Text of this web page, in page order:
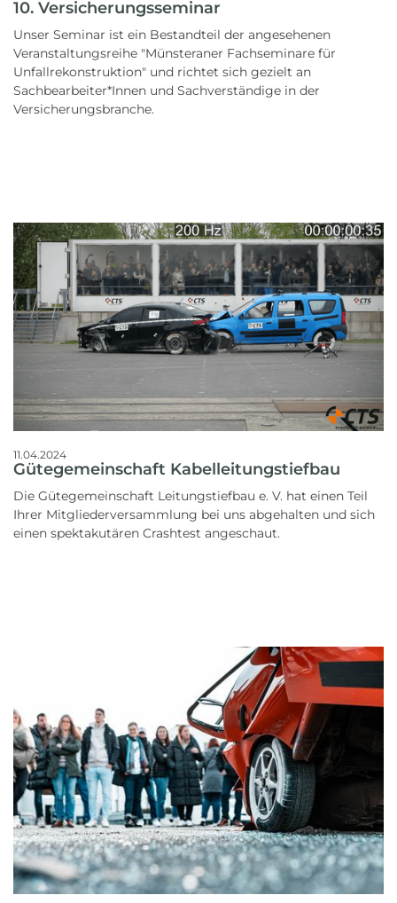
10. Versicherungsseminar
Unser Seminar ist ein Bestandteil der angesehenen
Veranstaltungsreihe "Münsteraner Fachseminare für
Unfallrekonstruktion" und richtet sich gezielt an
Sachbearbeiter*Innen und Sachverständige in der
Versicherungsbranche.
11.04.2024
Gütegemeinschaft Kabelleitungstiefbau
Die Gütegemeinschaft Leitungstiefbau e. V. hat einen Teil
Ihrer Mitgliederversammlung bei uns abgehalten und sich
einen spektakutären Crashtest angeschaut.